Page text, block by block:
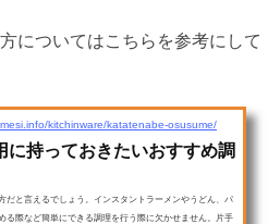
についてはこちらを参考にして
kitchinware/katatenabe-osusume/
に持っておきたいおすすめ調
だと言えるでしょう。インスタントラーメンやうどん、パ
る際など簡単にできる調理を行う際に欠かせません。片手